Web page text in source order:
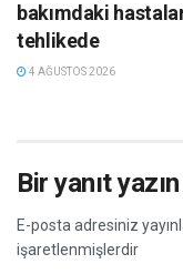
bakımdaki
tehlikede
4 AĞUSTOS 2026
Bir yanıt yazın
E-posta adresiniz
işaretlenmişlerdir